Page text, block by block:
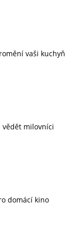
vaši kuchyň
vědět milovníci
domácí kino